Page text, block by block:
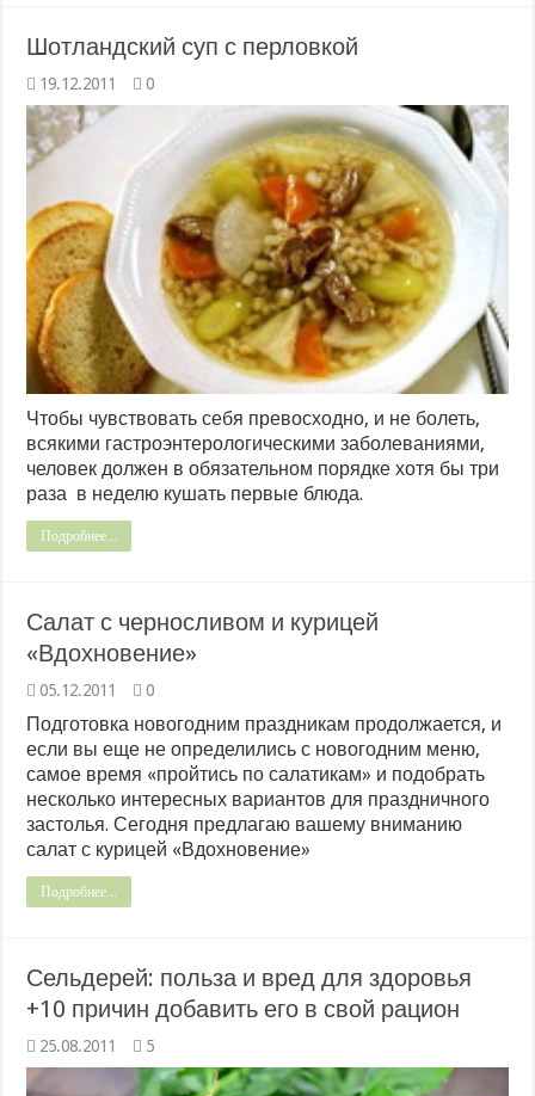
Шотландский суп с перловкой
19.12.2011 0
Чтобы чувствовать себя превосходно, и не болеть,
всякими гастроэнтерологическими заболеваниями,
человек должен в обязательном порядке хотя бы три
раза в неделю кушать первые блюда.
Подробнее...
Салат с черносливом и курицей
«Вдохновение»
05.12.2011 0
Подготовка новогодним праздникам продолжается, и
если вы еще не определились с новогодним меню,
самое время «пройтись по салатикам» и подобрать
несколько интересных вариантов для праздничного
застолья. Сегодня предлагаю вашему вниманию
салат с курицей «Вдохновение»
Подробнее...
Сельдерей: польза и вред для здоровья
+10 причин добавить его в свой рацион
25.08.2011 5